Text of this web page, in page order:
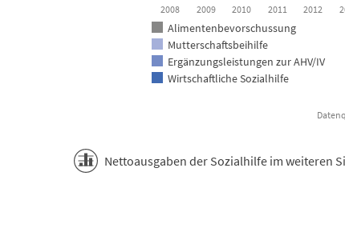
Alimentenbevorschussung
Mutterschaftsbeihilfe
Ergänzungsleistungen zur AHV/IV
Wirtschaftliche Sozialhilfe
2008 2009 2010 2011 2012
Nettoausgaben der Sozialhilfe im weiteren